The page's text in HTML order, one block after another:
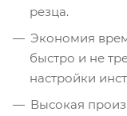
резца.
Экономия
быстро и не
настройки
Высокая